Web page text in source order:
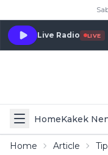
Live Radio LIVE
HomeKakek
Home Article